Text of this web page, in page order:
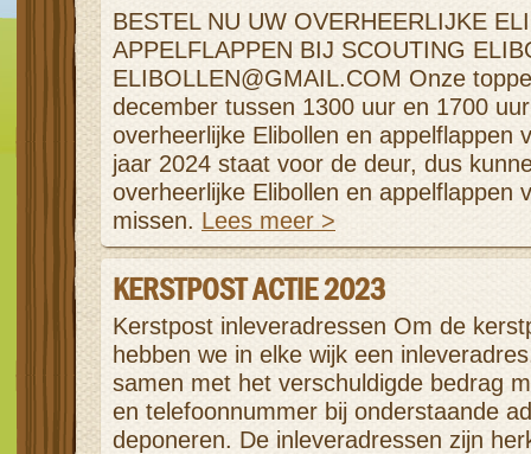
BESTEL NU UW OVERHEERLIJKE
APPELFLAPPEN BIJ SCOUTING
ELIBOLLEN@GMAIL.COM Onze
december tussen 1300 uur en 1700
overheerlijke Elibollen en appelflappen
jaar 2024 staat voor de deur, dus
overheerlijke Elibollen en appelflappen
missen. Lees meer >
KERSTPOST ACTIE 2023
Kerstpost inleveradressen Om de
hebben we in elke wijk een
samen met het verschuldigde bedrag
en telefoonnummer bij onderstaande
deponeren. De inleveradressen zijn